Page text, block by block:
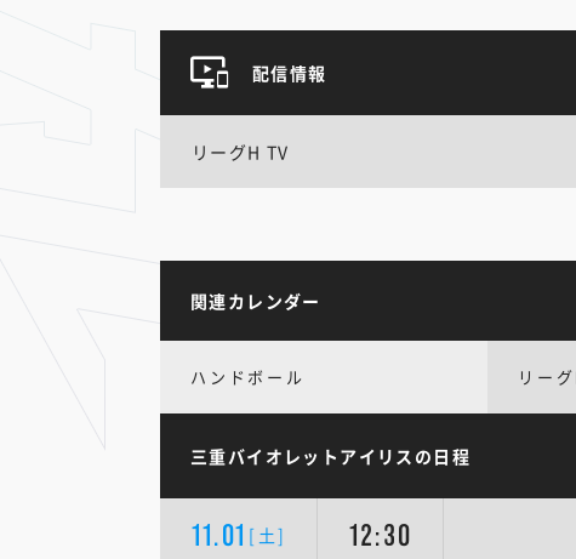
配信情報
リーグH TV
関連カレンダー
ハンドボール リー
三重バイオレットアイリスの日程
11.01 [土] 12:30